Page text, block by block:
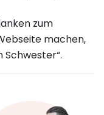
zum
machen,